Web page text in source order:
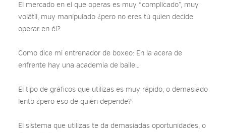
El mercado en el que operas es muy “complicado”, muy
volátil, muy manipulado ¿pero no eres tú quien decide
operar en él?
Como dice mi entrenador de boxeo: En la acera de
enfrente hay una academia de baile…
El tipo de gráficos que utilizas es muy rápido, o demasiado
lento ¿pero eso de quién depende?
El sistema que utilizas te da demasiadas oportunidades, o